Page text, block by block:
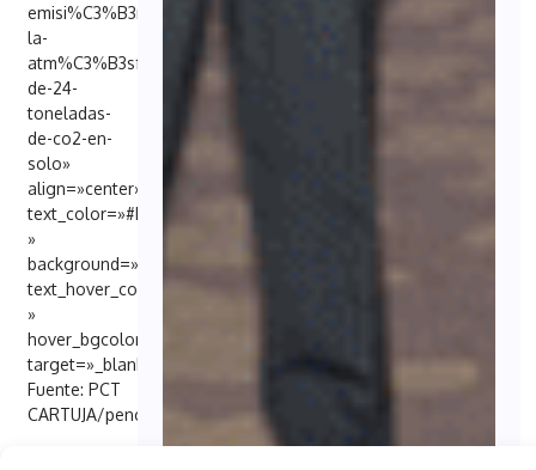
emisi%C3%B3n-
la-
atm%C3%B3sfera-
de-24-
toneladas-
de-co2-en-
solo»
align=»center»
text_color=»#FFFFFF
»
background=»#6EB48C»
text_hover_color=»#FFFFFF
»
hover_bgcolor=»#000098″
target=»_blank»]
Fuente: PCT
CARTUJA/penci_button]